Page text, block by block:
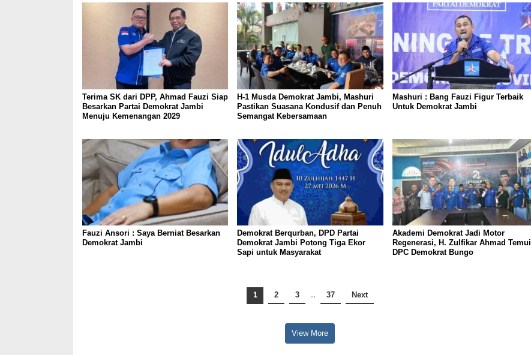
Terima SK dari DPP, Ahmad Fauzi Siap
Besarkan Partai Demokrat Jambi
Menuju Kemenangan 2029
H-1 Musda Demokrat Jambi, Mashuri
Pastikan Suasana Kondusif dan Penuh
Semangat Kebersamaan
Mashuri : Bang Fauzi Figur Terbaik
Untuk Demokrat Jambi
Fauzi Ansori : Saya Berniat Besarkan
Demokrat Jambi
Demokrat Berqurban, DPD Partai
Demokrat Jambi Potong Tiga Ekor
Sapi untuk Masyarakat
Akademi Demokrat Jadi Motor
Regenerasi, H. Zulfikar Ahmad Temui
DPC Demokrat Bungo
1 2 3 … 37 Next
View More